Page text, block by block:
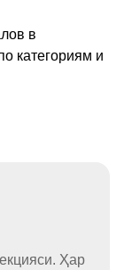
в
категориям и
Ҳар